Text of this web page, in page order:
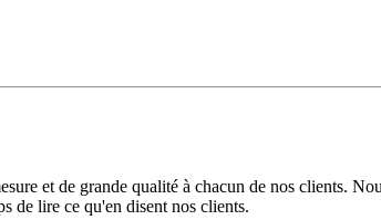
et de grande qualité à chacun de nos clients.
de lire ce qu'en disent nos clients.